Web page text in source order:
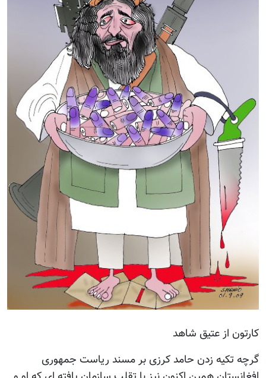
کارتون از عتیق شاهد
گرچه تکیه زدن حامد کرزی بر مسند ریاست جمهوری